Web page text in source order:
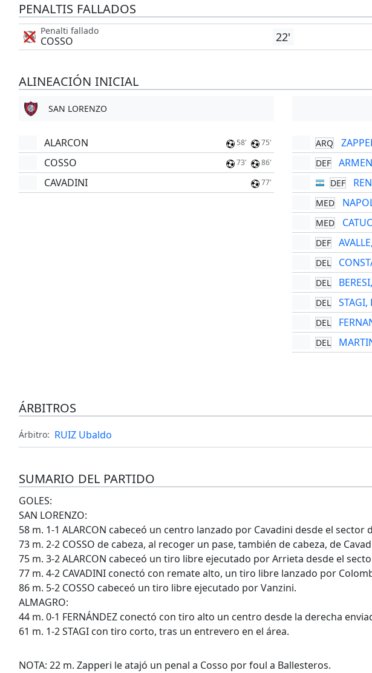
PENALTIS FALLADOS
Penalti fallado
COSSO 22'
ALINEACIÓN INICIAL
SAN LORENZO
ALARCON 58' 75'
COSSO 73' 86'
CAVADINI 77'
ARQ
DEF
DEF
MED
MED
DEF
DEL
DEL
DEL
DEL
DEL
ÁRBITROS
Árbitro: RUIZ Ubaldo
SUMARIO DEL PARTIDO
GOLES:
SAN LORENZO:
58 m. 1-1 ALARCON cabeceó un centro lanzado por Cavadini desde el sector
73 m. 2-2 COSSO de cabeza, al recoger un pase, también de cabeza, de
75 m. 3-2 ALARCON cabeceó un tiro libre ejecutado por Arrieta desde el
77 m. 4-2 CAVADINI conectó con remate alto, un tiro libre lanzado por
86 m. 5-2 COSSO cabeceó un tiro libre ejecutado por Vanzini.
ALMAGRO:
44 m. 0-1 FERNÁNDEZ conectó con tiro alto un centro desde la derecha
61 m. 1-2 STAGI con tiro corto, tras un entrevero en el área.
NOTA: 22 m. Zapperi le atajó un penal a Cosso por foul a Ballesteros.